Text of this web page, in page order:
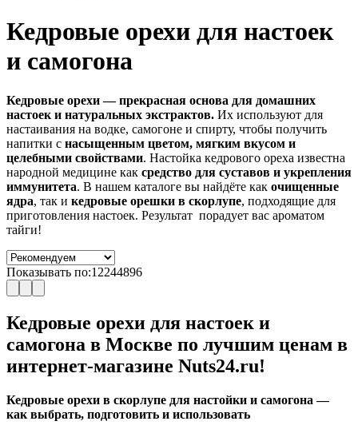
Кедровые орехи для настоек
и самогона
Кедровые орехи — прекрасная основа для домашних
настоек и натуральных экстрактов. Их используют для
настаивания на водке, самогоне и спирту, чтобы получить
напитки с насыщенным цветом, мягким вкусом и
целебными свойствами. Настойка кедрового ореха известна
народной медицине как средство для суставов и укрепления
иммунитета. В нашем каталоге вы найдёте как очищенные
ядра, так и кедровые орешки в скорлупе, подходящие для
приготовления настоек. Результат порадует вас ароматом
тайги!
Показывать по:12244896
Кедровые орехи для настоек и
самогона в Москве по лучшим ценам в
интернет-магазине Nuts24.ru!
Кедровые орехи в скорлупе для настойки и самогона —
как выбрать, подготовить и использовать